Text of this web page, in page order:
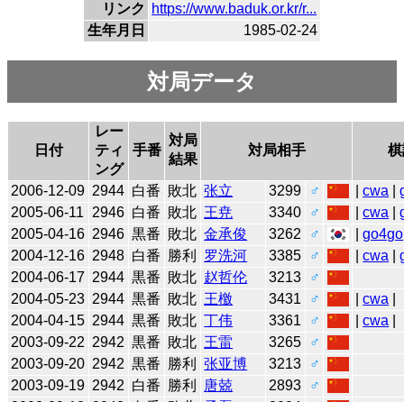
リンク
https://www.baduk.or.kr/r...
生年月日
1985-02-24
対局データ
日付
レー
ティ
ング
手番
対局
結果
対局相手
2006-12-09 2944 白番 敗北 张立 3299 ♂ |cwa |
2005-06-11
2946 白番 敗北 王尭 3340 ♂ |cwa |
2005-04-16 2946 黒番 敗北 金承俊 3262 ♂ |go4go
2004-12-16 2948 白番 勝利 罗洗河 3385 ♂ |cwa |
2004-06-17 2944 黒番 敗北 赵哲伦 3213
♂
2004-05-23 2944 黒番 敗北 王檄 3431 ♂ |cwa
2004-04-15 2944 黒番 敗北 丁伟 3361 ♂ |cwa
2003-09-22 2942 黒番 敗北 王雷 3265
♂
2003-09-20 2942 黒番 勝利 张亚博 3213
♂
2003-09-19 2942 白番 勝利 唐兢 2893
♂